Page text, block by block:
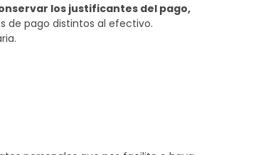
los justificantes del pago,
de pago distintos al efectivo.